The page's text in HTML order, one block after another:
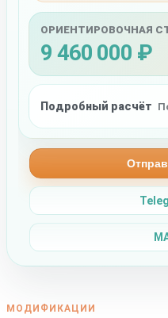
ОРИЕНТИРОВОЧНАЯ
9 460 000 ₽
Подробный расчёт
МОДИФИКАЦИИ